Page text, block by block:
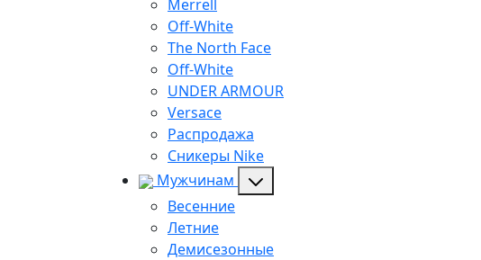
Merrell
Off-White
The North Face
Off-White
UNDER ARMOUR
Versace
Распродажа
Сникеры Nike
Мужчинам
Весенние
Летние
Демисезонные